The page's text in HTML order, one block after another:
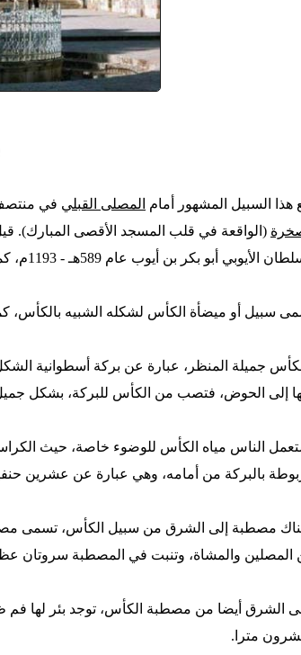
home/foraqsa/public_html/administrator/
/home/foraqsa/public_html/
'/home/foraqsa/public_html/administrator/
هذا السبيل المشهور أمام المصلى القبلي في منتصف
(الواقعة في قلب المسجد الأقصى المبارك).
الأيوبي أبو بكر بن أيوب عام 589هـ - 1193م، كما جدده المماليك.
سبيل أو ميضأة الكأس لشكله الشبيه بالكأس،
جميلة المنظر، عبارة عن بركة أسطوانية
إلى الحوض، فتصب من الكأس للبركة، بشكل
الناس مياه الكأس للوضوء خاصة، حيث الكراسي
بالبركة من أمامه، وهي عبارة عن عشرين
مصطبة إلى الشرق من سبيل الكأس، تسمى
المصلين والمشاة، وتنبت في المصطبة سروتان
الشرق أيضا من مصطبة الكأس، توجد بئر لها فم
مترا.